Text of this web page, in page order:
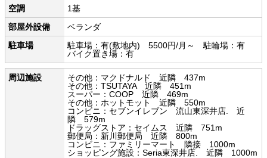
空調
1基
部屋外設備
ベランダ
駐車場
駐車場：有(敷地内) 5500円/月～ 駐輪場：有
バイク置き場：有
周辺施設
その他：マクドナルド 近隣 437m
その他：TSUTAYA 近隣 451m
スーパー：COOP 近隣 469m
その他：ホットモット 近隣 550m
コンビニ：セブンイレブン 流山東深井店. 近
隣 579m
ドラッグストア：セイムス 近隣 751m
郵便局：新川郵便局 近隣 800m
コンビニ：ファミリーマート 隣接 1000m
ショッピング施設：Seria東深井店. 近隣 1000m